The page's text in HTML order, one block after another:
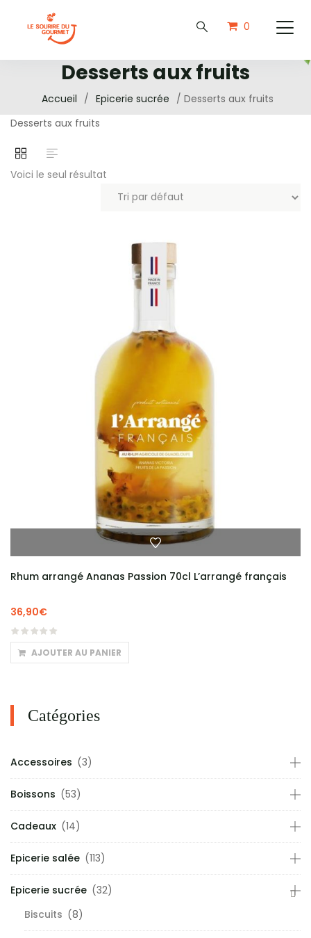
0
Desserts aux fruits
Accueil / Epicerie sucrée / Desserts aux fruits
Desserts aux fruits
Voici le seul résultat
Rhum arrangé Ananas Passion 70cl L’arrangé français
36,90€
AJOUTER AU PANIER
Catégories
Accessoires (3)
Boissons (53)
Cadeaux (14)
Epicerie salée (113)
Epicerie sucrée (32)
Biscuits (8)